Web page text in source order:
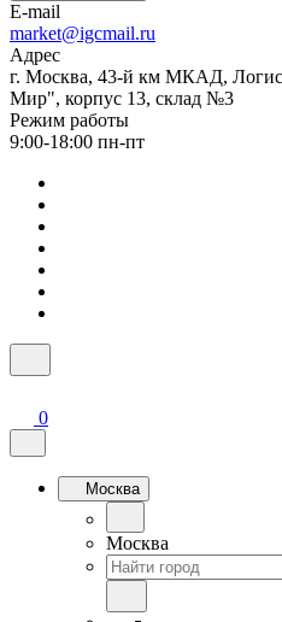
E-mail
market@igcmail.ru
Адрес
г. Москва, 43-й км МКАД,
Мир", корпус 13, склад №3
Режим работы
9:00-18:00 пн-пт
0
Москва
Москва